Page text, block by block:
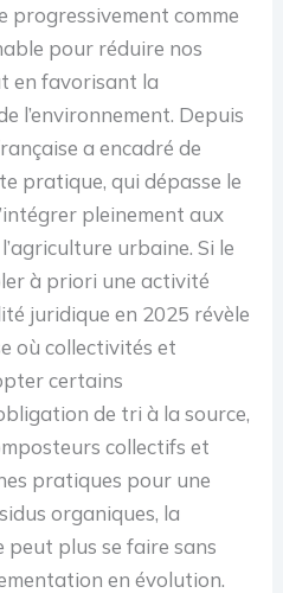
progressivement comme
pour réduire nos
en favorisant la
l’environnement. Depuis
a encadré de
pratique, qui dépasse le
pleinement aux
urbaine. Si le
à priori une activité
juridique en 2025 révèle
où collectivités et
certains
de tri à la source,
collectifs et
pratiques pour une
organiques, la
plus se faire sans
en évolution.